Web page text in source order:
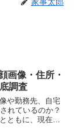
画像・住所・
調査
や勤務先、自宅
れているのか？
ともに、現在わ